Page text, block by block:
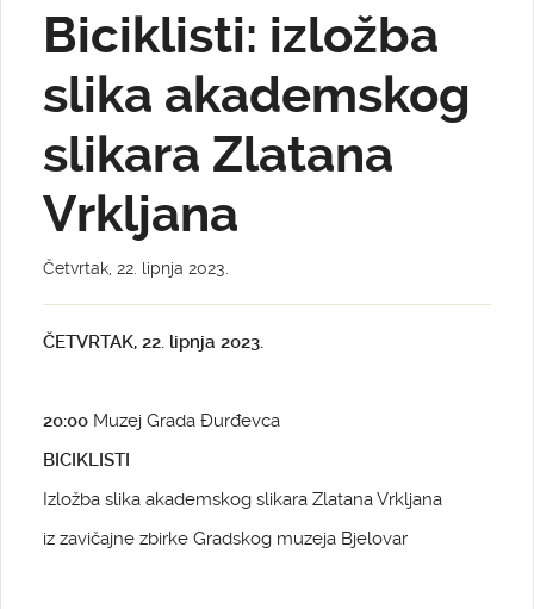
Biciklisti: izložba
slika akademskog
slikara Zlatana
Vrkljana
Četvrtak, 22. lipnja 2023.
ČETVRTAK, 22. lipnja 2023.
20:00 Muzej Grada Đurđevca
BICIKLISTI
Izložba slika akademskog slikara Zlatana Vrkljana
iz zavičajne zbirke Gradskog muzeja Bjelovar